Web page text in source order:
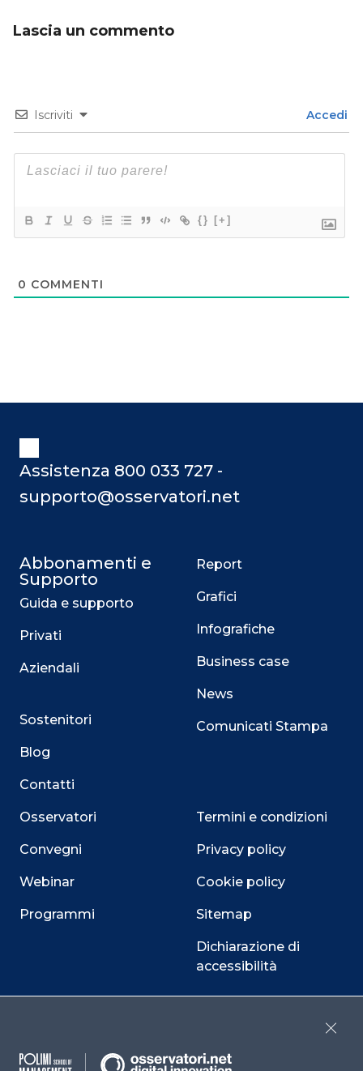
Lascia un commento
Iscriviti Accedi
{} [+]
0 COMMENTI
Assistenza 800 033 727 -
supporto@osservatori.net
Abbonamenti e
Supporto
Guida e supporto
Privati
Aziendali
Sostenitori
Blog
Contatti
Osservatori
Convegni
Webinar
Programmi
Report
Grafici
Infografiche
Business case
News
Comunicati Stampa
Termini e condizioni
Privacy policy
Cookie policy
Sitemap
Dichiarazione di
accessibilità